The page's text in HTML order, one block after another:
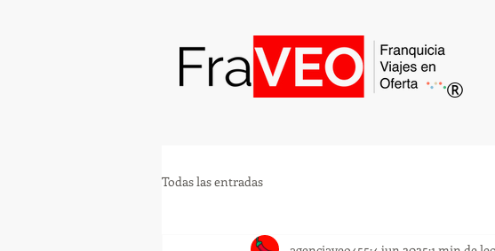
®
Todas las entradas